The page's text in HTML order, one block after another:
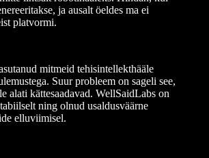
ja ausalt öeldes ma ei
platvormi.
mitmeid tehisintellekthääle
Suur probleem on sageli see,
alati kättesaadavad. WellSaidLabs on
ning olnud usaldusväärne
elluviimisel.